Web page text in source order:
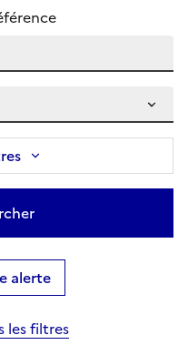
alerte
les filtres